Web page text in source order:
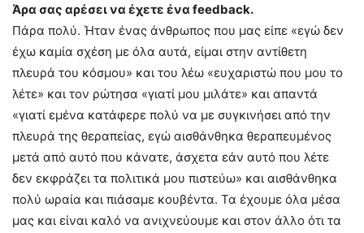
Άρα σας αρέσει να έχετε ένα feedback.
Πάρα πολύ. Ήταν ένας άνθρωπος που μας είπε «εγώ δεν
έχω καμία σχέση με όλα αυτά, είμαι στην αντίθετη
πλευρά του κόσμου» και του λέω «ευχαριστώ που μου το
λέτε» και τον ρώτησα «γιατί μου μιλάτε» και απαντά
«γιατί εμένα κατάφερε πολύ να με συγκινήσει από την
πλευρά της θεραπείας, εγώ αισθάνθηκα θεραπευμένος
μετά από αυτό που κάνατε, άσχετα εάν αυτό που λέτε
δεν εκφράζει τα πολιτικά μου πιστεύω» και αισθάνθηκα
πολύ ωραία και πιάσαμε κουβέντα. Τα έχουμε όλα μέσα
μας και είναι καλό να ανιχνεύουμε και στον άλλο ότι τα